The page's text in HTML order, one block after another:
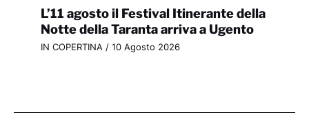
L’11 agosto il Festival Itinerante della
Notte della Taranta arriva a Ugento
IN COPERTINA/ 10 Agosto 2026